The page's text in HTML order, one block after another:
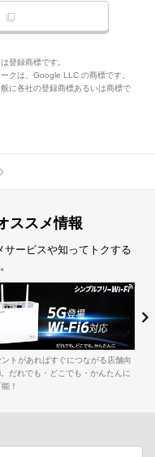
登録商標です。
クは、Google LLC の商標です。
に各社の登録商標あるいは商標で
ススメ情報
ービスや知ってトクする
策を実施！
法人契約がWEBで簡単
ルですが、メリットはオ